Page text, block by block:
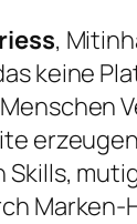
,
keine
Skills,
Marken-